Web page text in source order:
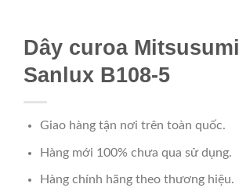
Dây curoa Mitsusumi
Sanlux B108-5
Giao hàng tận nơi trên toàn quốc.
Hàng mới 100% chưa qua sử dụng.
Hàng chính hãng theo thương hiệu.